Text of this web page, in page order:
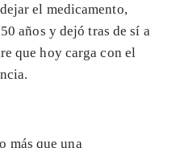
el medicamento,
años y dejó tras de sí a
que hoy carga con el
más que una